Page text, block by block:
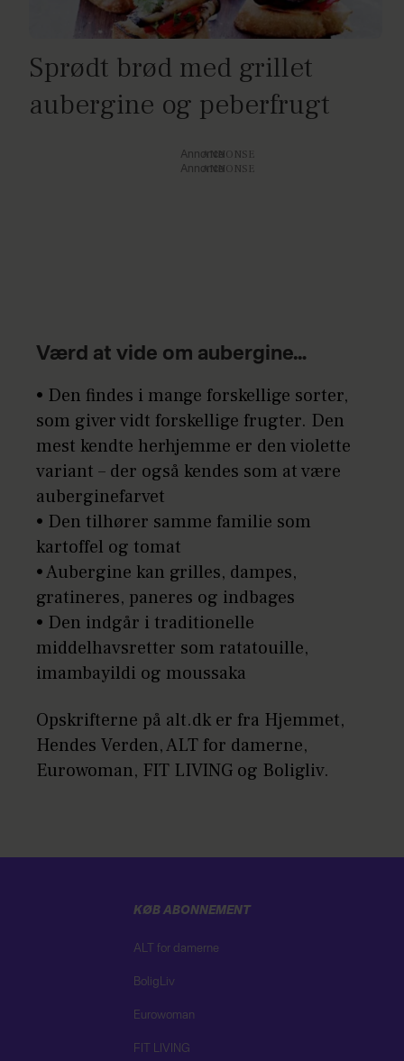
Sprødt brød med grillet
aubergine og peberfrugt
Annonce
Annonce
Værd at vide om aubergine…
• Den findes i mange forskellige sorter,
som giver vidt forskellige frugter. Den
mest kendte herhjemme er den violette
variant – der også kendes som at være
auberginefarvet
• Den tilhører samme familie som
kartoffel og tomat
• Aubergine kan grilles, dampes,
gratineres, paneres og indbages
• Den indgår i traditionelle
middelhavsretter som ratatouille,
imambayildi og moussaka
Opskrifterne på alt.dk er fra Hjemmet,
Hendes Verden, ALT for damerne,
Eurowoman, FIT LIVING og Boligliv.
KØB ABONNEMENT
ALT for damerne
BoligLiv
Eurowoman
FIT LIVING